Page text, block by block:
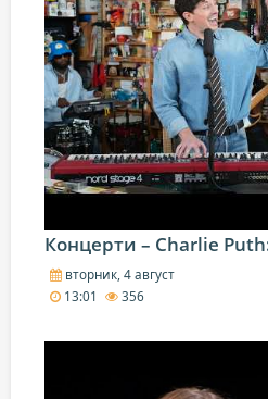
Концерти – Charlie
вторник, 4 август
13:01
356